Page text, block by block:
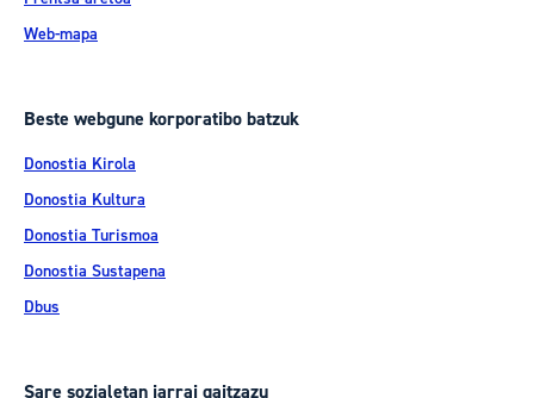
Web-mapa
Beste webgune korporatibo batzuk
Donostia Kirola
Donostia Kultura
Donostia Turismoa
Donostia Sustapena
Dbus
Sare sozialetan jarrai gaitzazu